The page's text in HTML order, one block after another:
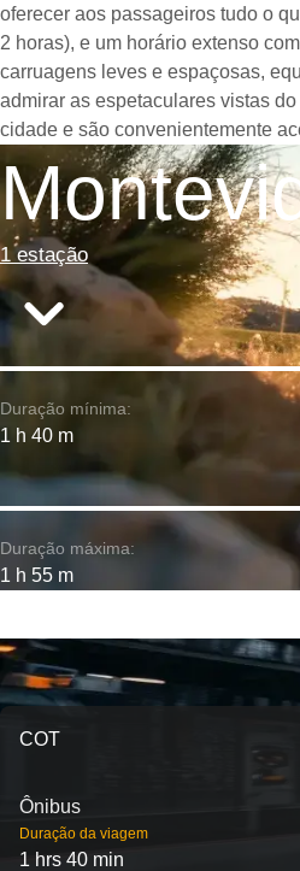
oferecer aos passageiros tudo o
2 horas), e um horário extenso
carruagens leves e espaçosas,
admirar as espetaculares vistas
cidade e são convenientemente
1 estação
Duração mínima:
1 h 40 m
Duração máxima:
1 h 55 m
COT
Ônibus
Duração da viagem
1 hrs 40 min